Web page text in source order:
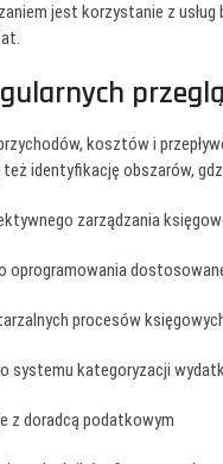
jest korzystanie z
kosztów i
identyfikację obszarów,
zarządzania
oprogramowania
procesów
systemu kategoryzacji
z doradcą podatkowym